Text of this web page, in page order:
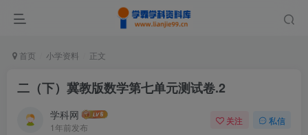
首页 小学资料 正文
二（下）冀教版数学第七单元测试卷.2
学科网
1年前发布
关注 私信